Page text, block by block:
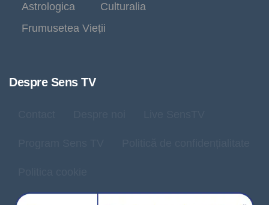
Astrologica
Culturalia
Frumusetea Vieții
Despre Sens TV